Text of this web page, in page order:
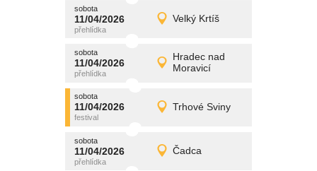
sobota
11/04/2026 Velký Krtíš
sobota
11/04/2026 Detail
promítání
sobota
11/04/2026
Hradec nad
Moravicí
sobota
11/04/2026 Detail
promítání
sobota
11/04/2026 Trhové Sviny
sobota
11/04/2026 Detail
promítání
sobota
11/04/2026 Čadca
sobota
11/04/2026 Detail
promítání